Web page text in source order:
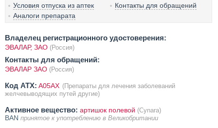
Условия отпуска из аптек
Контакты для обращений
Аналоги препарата
Владелец регистрационного удостоверения:
ЭВАЛАР, ЗАО (Россия)
Контакты для обращений:
ЭВАЛАР ЗАО (Россия)
Код ATX: A05AX (Препараты для лечения заболеваний
желчевыводящих путей другие)
Активное вещество: артишок полевой (Cynara)
BAN принятое к употреблению в Великобритании